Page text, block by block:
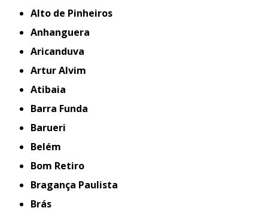
Alto de Pinheiros
Anhanguera
Aricanduva
Artur Alvim
Atibaia
Barra Funda
Barueri
Belém
Bom Retiro
Bragança Paulista
Brás